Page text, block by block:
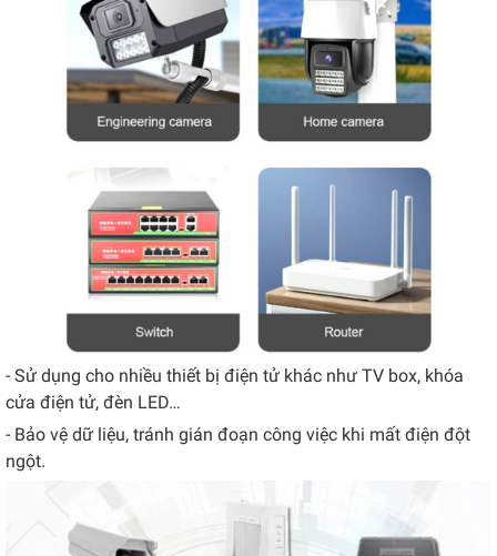
- Sử dụng cho nhiều thiết bị điện tử khác như TV box, khóa
cửa điện tử, đèn LED…
- Bảo vệ dữ liệu, tránh gián đoạn công việc khi mất điện đột
ngột.